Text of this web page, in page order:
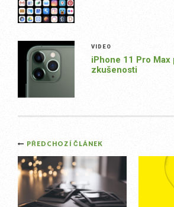
VIDEO
iPhone 11 Pro Max
zkušenosti
Post
navigation
PŘEDCHOZÍ ČLÁNEK